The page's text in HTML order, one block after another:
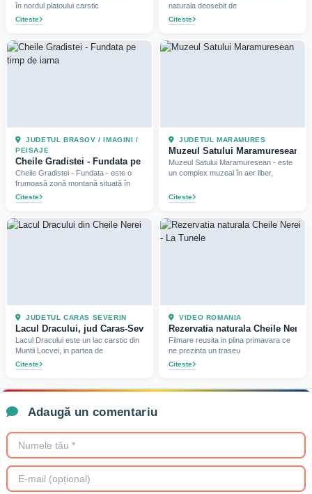
în nordul platoului carstic
Citeste
naturala deosebit de
Citeste
JUDETUL BRASOV / IMAGINI /
PEISAJE
Cheile Gradistei - Fundata pe timp de iarna (2023)
Cheile Gradistei - Fundata - este o
frumoasă zonă montană situată în
Citeste
JUDETUL MARAMURES
Muzeul Satului Maramuresean,
Muzeul Satului Maramuresean - este
un complex muzeal în aer liber,
Citeste
JUDETUL CARAS SEVERIN
Lacul Dracului, jud Caras-Severin (2022)
Lacul Dracului este un lac carstic din
Muntii Locvei, in partea de
Citeste
VIDEO ROMANIA
Rezervatia naturala Cheile Nerei
Filmare reusita in plina primavara ce
ne prezinta un traseu
Citeste
Adaugă un comentariu